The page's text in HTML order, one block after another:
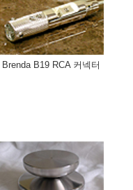
Brenda B19 RCA 커넥터